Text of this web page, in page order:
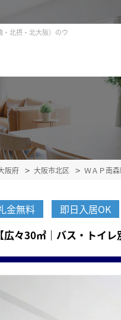
北摂・北大阪）のウ
阪府 大阪市北区 ＷＡＰ南
金無料 即日入居OK
々30㎡｜バス・トイ